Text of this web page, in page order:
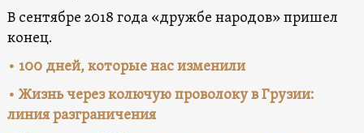
В сентябре 2018 года «дружбе народов» пришел
конец.
• 100 дней, которые нас изменили
• Жизнь через колючую проволоку в Грузии:
линия разграничения